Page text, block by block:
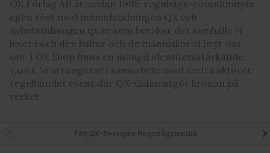
QX Förlag AB är, sedan 1995, regnbågs-communityts
egen röst med månadstidningen QX och
nyhetstidningen qx.se som bevakar det samhälle vi
lever i och den kultur och de människor vi bryr oss
om. I QX Shop finns en mängd identitetsstärkande
varor. Vi arrangerar i samarbete med andra aktörer
regelbundet event där QX-Galan utgör kronan på
verket.
Följ QX-Sveriges Regnbågsmedia